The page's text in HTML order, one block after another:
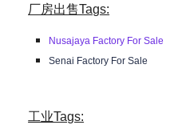
厂房出售Tags:
Nusajaya Factory For Sale
Senai Factory For Sale
工业Tags: